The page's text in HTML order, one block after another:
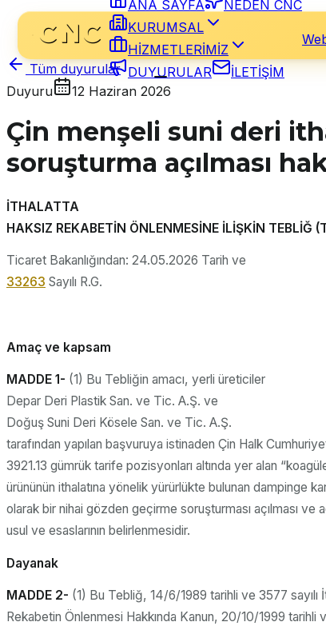
ANA SAYFA
NEDEN CNC
KURUMSAL
HİZMETLERİMİZ
DUYURULAR
İLETİŞİM
Tüm duyurular
Duyuru
12 Haziran 2026
Çin menşeli suni deri
soruşturma açılması
İTHALATTA
HAKSIZ REKABETİN ÖNLENMESİNE İLİŞKİN TEBLİĞ
Ticaret Bakanlığından: 24.05.2026 Tarih ve
33263 Sayılı R.G.
Amaç ve kapsam
MADDE 1- (1) Bu Tebliğin amacı, yerli üreticiler
Depar Deri Plastik San. ve Tic. A.Ş. ve
Doğuş Suni Deri Kösele San. ve Tic. A.Ş.
tarafından yapılan başvuruya istinaden Çin Halk
3921.13 gümrük tarife pozisyonları altında yer alan
ürününün ithalatına yönelik yürürlükte bulunan dampinge
olarak bir nihai gözden geçirme soruşturması açılması ve
usul ve esaslarının belirlenmesidir.
Dayanak
MADDE 2- (1) Bu Tebliğ, 14/6/1989 tarihli ve 3577 sayılı
Rekabetin Önlenmesi Hakkında Kanun, 20/10/1999 tarihli